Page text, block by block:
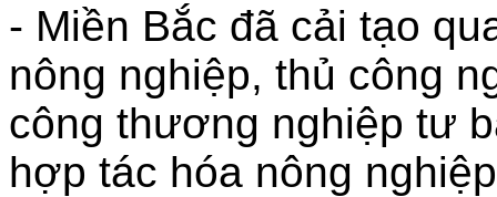
- Miền Bắc đã cải tạo
nông nghiệp, thủ công
công thương nghiệp tư
hợp tác hóa nông